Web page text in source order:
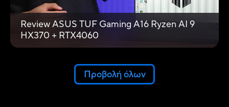
Review ASUS TUF Gaming A16 Ryzen AI 9
HX370 + RTX4060
Προβολή όλων